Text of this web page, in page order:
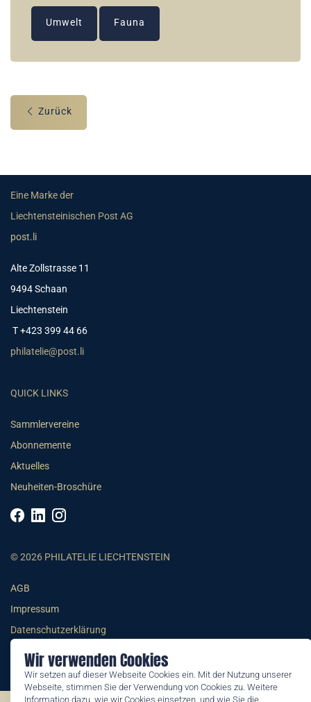
Wir verwenden Cookies
Wir setzen auf dieser Webseite Cookies ein. Mit der Nutzung unserer
Webseite, stimmen Sie der Verwendung von Cookies zu. Weitere
Information dazu, wie wir Cookies einsetzen, und wie Sie die
Umwelt Fauna
Zurück
Eine Marke der
Liechtensteinischen Post AG
post.li
Alte Zollstrasse 11
9494 Schaan
Liechtenstein
T +423 399 44 66
philatelie@post.li
QUICK LINKS
Sammlervereine
Abonnemente
Aktuelles
Neuheiten-Broschüre
© 2026 PHILATELIE LIECHTENSTEIN
AGB
Impressum
Datenschutzerklärung